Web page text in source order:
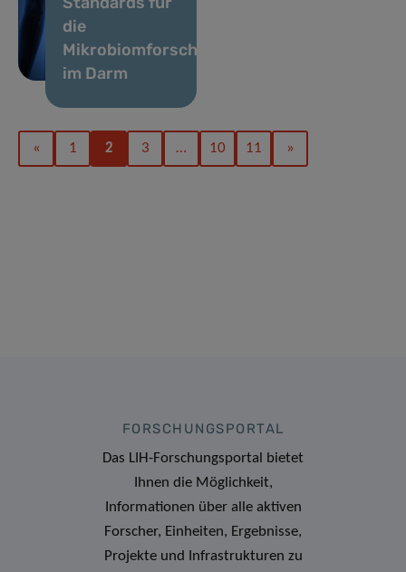
die
Mikrobiomforschung
im Darm
« 1 2 3 … 10 11 »
FORSCHUNGSPORTAL
Das LIH-Forschungsportal bietet
Ihnen die Möglichkeit,
Informationen über alle aktiven
Forscher, Einheiten, Ergebnisse,
Projekte und Infrastrukturen zu